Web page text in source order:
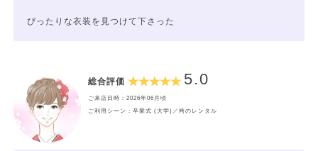
ぴったりな衣装を見つけて下さった
総合評価 5.0
ご来店日時：2026年06月頃
ご利用シーン：卒業式 (大学)／袴のレンタル